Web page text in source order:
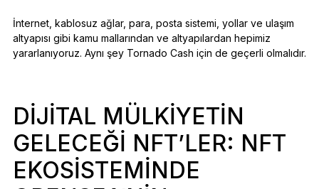
İnternet, kablosuz ağlar, para, posta sistemi, yollar ve ulaşım
altyapısı gibi kamu mallarından ve altyapılardan hepimiz
yararlanıyoruz. Aynı şey Tornado Cash için de geçerli olmalıdır.
DIJITAL MÜLKIYETIN
GELECEĞI NFT’LER: NFT
EKOSISTEMINDE